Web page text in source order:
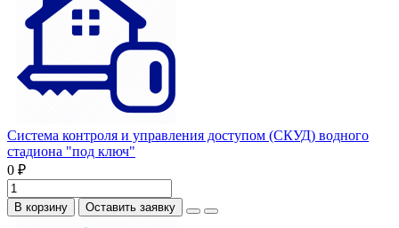
Система контроля и управления доступом (СКУД) водного
стадиона "под ключ"
0 ₽
В корзину Оставить заявку